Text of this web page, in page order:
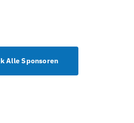
Alle Sponsoren